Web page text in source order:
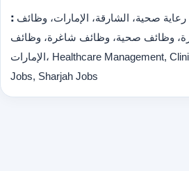
:
وظائف صحية، وظائف شاغرة، وظائف
الإمارات، Healthcare Management, Clinic Manager, UAE
Jobs, Sharjah Jobs